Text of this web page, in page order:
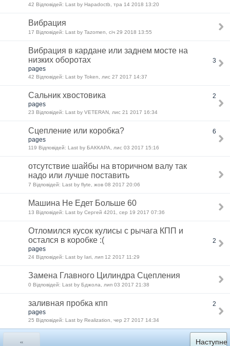
42 Відповідей: Last by Hapadoctb, тра 14 2018 13:20
Вибрация
17 Відповідей: Last by Tazomen, січ 29 2018 13:55
Вибрация в кардане или заднем мосте на
низких оборотах
3
pages
42 Відповідей: Last by Token, лис 27 2017 14:37
Сальник хвостовика
2
pages
23 Відповідей: Last by VETERAN, лис 21 2017 16:34
Сцепление или коробка?
6
pages
119 Відповідей: Last by БАККАРА, лис 03 2017 15:16
отсутствие шайбы на вторичном валу так
надо или лучше поставить
7 Відповідей: Last by flyte, жов 08 2017 20:06
Машина Не Едет Больше 60
13 Відповідей: Last by Сергей 4201, сер 19 2017 07:36
Отломился кусок кулисы с рычага КПП и
остался в коробке :(
2
pages
24 Відповідей: Last by Iari, лип 12 2017 11:29
Замена Главного Цилиндра Сцепления
0 Відповідей: Last by Бджола, лип 03 2017 21:38
заливная пробка кпп
2
pages
25 Відповідей: Last by Realization, чер 27 2017 14:34
«
Наступне